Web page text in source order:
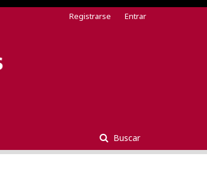
Buscar
Registrarse Entrar